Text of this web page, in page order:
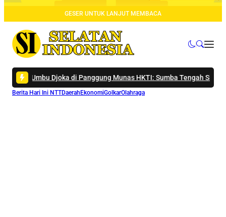
GESER UNTUK LANJUT MEMBACA
di Panggung Munas HKTI: Sumba Tengah Siap Jadi Lumbung
Berita Hari Ini NTTDaerah EkonomiGolkarOlahraga